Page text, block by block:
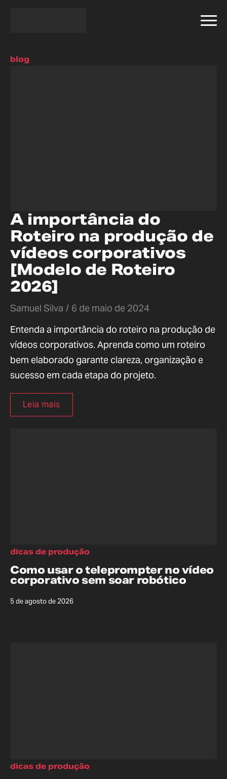
blog
A importância do
Roteiro na produção de
vídeos corporativos
[Modelo de Roteiro
2026]
Samuel Silva
6 de maio de 2024
Entenda a importância do roteiro na produção de
vídeos corporativos. Aprenda como um roteiro
bem elaborado garante clareza, organização e
sucesso em cada etapa do projeto.
Leia mais
Como usar o teleprompter no vídeo
corporativo sem soar robótico
5 de agosto de 2026
dicas de produção
dicas de produção